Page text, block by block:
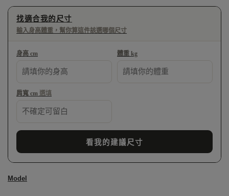
找適合我的尺寸
輸入身高體重，幫你算這件該選哪個尺寸
身高 cm 體重 kg
肩寬 cm 選填
看我的建議尺寸
Model